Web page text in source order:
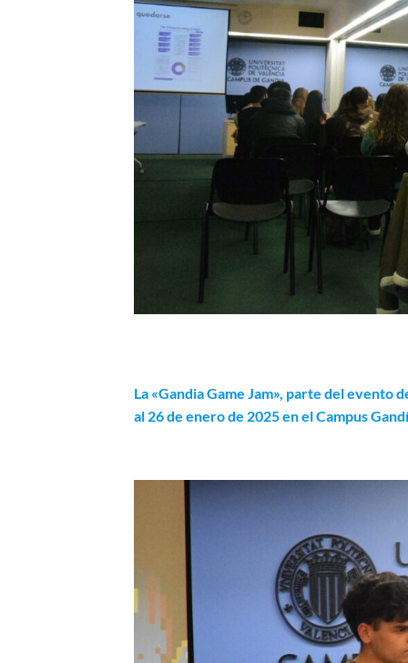
La «Gandia Game Jam», parte del evento
al 26 de enero de 2025 en el Campus